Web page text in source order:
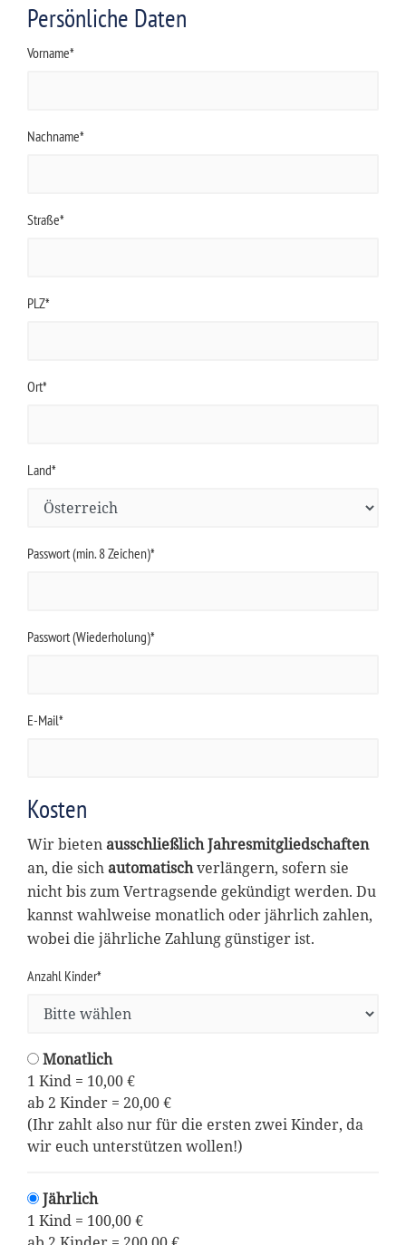
Persönliche Daten
Vorname*
Nachname*
Straße*
PLZ*
Ort*
Land*
Passwort (min. 8 Zeichen)*
Passwort (Wiederholung)*
E-Mail*
Kosten
Wir bietenausschließlich Jahresmitgliedschaften
an, die sichautomatischverlängern, sofern sie
nicht bis zum Vertragsende gekündigt werden. Du
kannst wahlweise monatlich oder jährlich zahlen,
wobei die jährliche Zahlung günstiger ist.
Anzahl Kinder*
Monatlich
1 Kind = 10,00 €
ab 2 Kinder = 20,00 €
(Ihr zahlt also nur für die ersten zwei Kinder, da
wir euch unterstützen wollen!)
Jährlich
1 Kind = 100,00 €